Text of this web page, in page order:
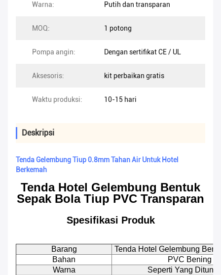
Warna: Putih dan transparan
MOQ: 1 potong
Pompa angin: Dengan sertifikat CE / UL
Aksesoris: kit perbaikan gratis
Waktu produksi: 10-15 hari
Deskripsi
Tenda Gelembung Tiup 0.8mm Tahan Air Untuk Hotel
Berkemah
Tenda Hotel Gelembung Bentuk
Sepak Bola Tiup PVC Transparan
Spesifikasi Produk
Barang
Tenda Hotel Gelembung
Bahan
PVC Bening +
Warna
Seperti Yang